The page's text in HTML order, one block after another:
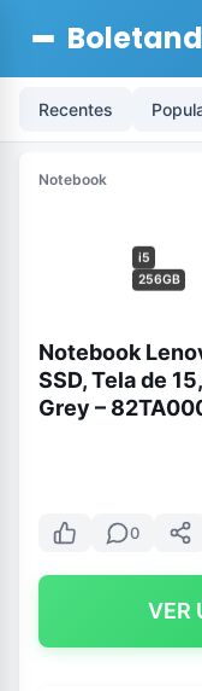
Recentes
Notebook
i5
256GB
Notebook
SSD, Tela de
Grey –
0
VER